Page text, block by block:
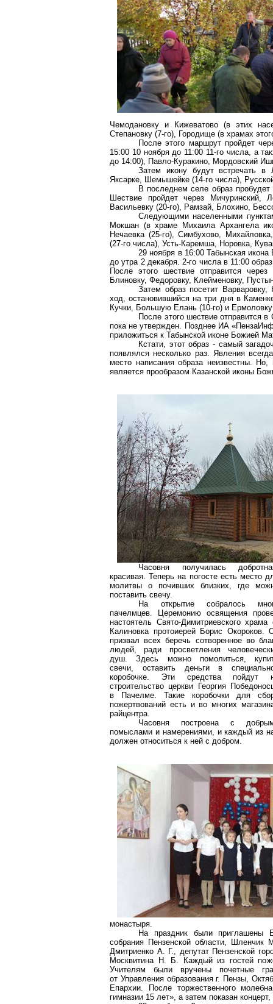
Чемодановку и Кижеватово (в этих
Степановку (7-го), Городище (в храмах
После этого маршрут пройдет
15:00 10 ноября до 11:00 11-го числа, а
до 14:00), Павло-Куракино, Мордовский
Затем икону будут встречать в
Яксарке, Шемышейке (14-го числа),
В последнем селе образ пробудет
Шествие пройдет через Мичуринский,
Васильевку (20-го), Рамзай, Блохино,
Следующими населенными
Мокшан (в храме Михаила Архангела
Нечаевка (25-го), Симбухово,
(27-го числа), Усть-Каремша, Норовка,
29 ноября в 16:00Табынская икона
до утра 2 декабря. 2-го числа в 11:00
После этого шествие отправится через
Блиновку, Федоровку, Клейменовку,
Затем образ посетит Варваровку,
ход, остановившийся на три дня в
Кучки, Большую Елань (10-го) и Ермоловку
После этого шествие отправится в
пока не утвержден. Позднее ИА «
приложиться к Табынской иконе Божией
Кстати, этот образ - самый
появлялся несколько раз. Явления
место написания образа неизвестны.
является прообразом Казанской иконы
Часовня получилась
красивая. Теперь на погосте есть место
молитвы о почивших близких, где
поставить свечу.
На открытие собралось
пачелмцев. Церемонию освящения
настоятель Свято-Димитриевскогохрама
Калиновка протоиерей Борис Окороков.
призвал всех беречь сотворенное во
людей, ради просветления
душ. Здесь можно помолиться,
свечи, оставить деньги в
коробочке. Эти средства пойдут
строительство церкви Георгия
в Пачелме. Такие коробочки для
пожертвований есть и во многих
райцентра.
Часовня построена с
помыслами и намерениями, и каждый из
должен относиться к ней с добром.
монастыря.
На праздник были приглашены
собрания Пензенской области,
ШленчикМ.
Дмитриенко А. Г., депутат Пензенской
Москвитина Н. Б. Каждый из гостей
Учителям были вручены почетные
от Управления образования г. Пензы,
Епархии. После торжественного
гимназии 15 лет», а затем показан